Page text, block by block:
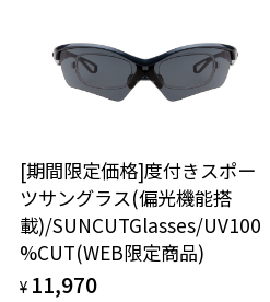
[期間限定価格]度付きスポー
ツサングラス(偏光機能搭
載)/SUNCUTGlasses/UV100
%CUT(WEB限定商品)
¥ 11,970